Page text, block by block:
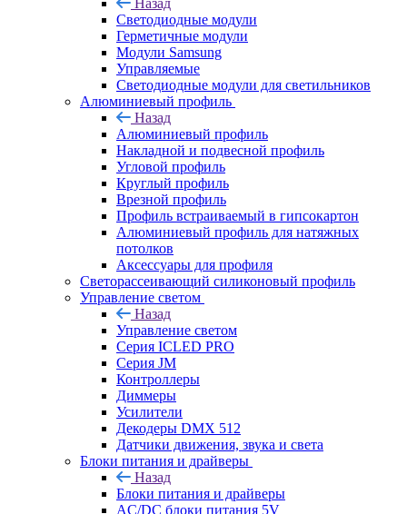
Назад
Светодиодные модули
Герметичные модули
Модули Samsung
Управляемые
Светодиодные модули для светильников
Алюминиевый профиль
Назад
Алюминиевый профиль
Накладной и подвесной профиль
Угловой профиль
Круглый профиль
Врезной профиль
Профиль встраиваемый в гипсокартон
Алюминиевый профиль для натяжных
потолков
Аксессуары для профиля
Светорассеивающий силиконовый профиль
Управление светом
Назад
Управление светом
Серия ICLED PRO
Серия JM
Контроллеры
Диммеры
Усилители
Декодеры DMX 512
Датчики движения, звука и света
Блоки питания и драйверы
Назад
Блоки питания и драйверы
AC/DC блоки питания 5V